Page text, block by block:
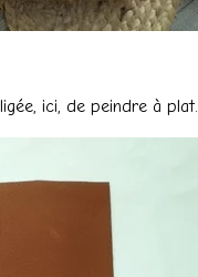
ici, de peindre à plat.